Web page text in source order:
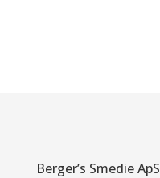
Berger’s Smedie ApS